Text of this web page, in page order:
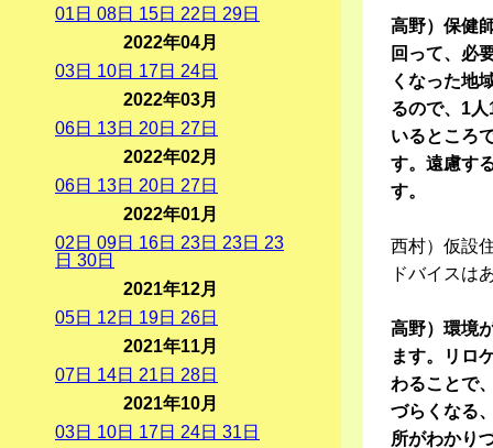
高野）保健
回って、必
くなった地
るので、1
いるところ
す。遠慮す
す。
西村）仮設
ドバイスは
高野）環境
ます。リロ
わることで
づらくなる
所がわかり
01 日 08日 15日 22 日 29日
2022年04月
03日 10日 17日 24日
2022年03月
06日 13日 20日 27日
2022年02月
06日 13日 20日 27日
2022年01月
02 日 09日 16日 23日 23日 23
日 30日
2021年12月
05日 12 日 19日 26日
2021年11月
07日 14日 21 日 28日
2021年10月
03日 10日 17日 24日 31 日